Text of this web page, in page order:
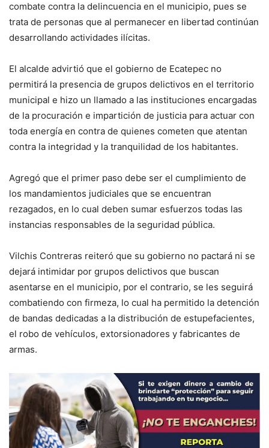
combate contra la delincuencia en el municipio, pues se
trata de personas que al permanecer en libertad continúan
desarrollando actividades ilícitas.
El alcalde advirtió que el gobierno de Ecatepec no
permitirá la presencia de grupos delictivos en el territorio
municipal e hizo un llamado a las instituciones encargadas
de la procuración e impartición de justicia para actuar con
toda energía en contra de quienes cometen que atentan
contra la integridad y la tranquilidad de los habitantes.
Agregó que el primer paso debe ser el cumplimiento de
los mandamientos judiciales que se encuentran
rezagados, en lo cual deben sumar esfuerzos todas las
instancias responsables de la seguridad pública.
Vilchis Contreras reiteró que su gobierno no pactará ni se
dejará intimidar por grupos delictivos que buscan
asentarse en el municipio, por el contrario, se les seguirá
combatiendo con firmeza, lo cual ha permitido la detención
de bandas dedicadas a la distribución de estupefacientes,
el robo de vehículos, extorsionadores y fabricantes de
armas.